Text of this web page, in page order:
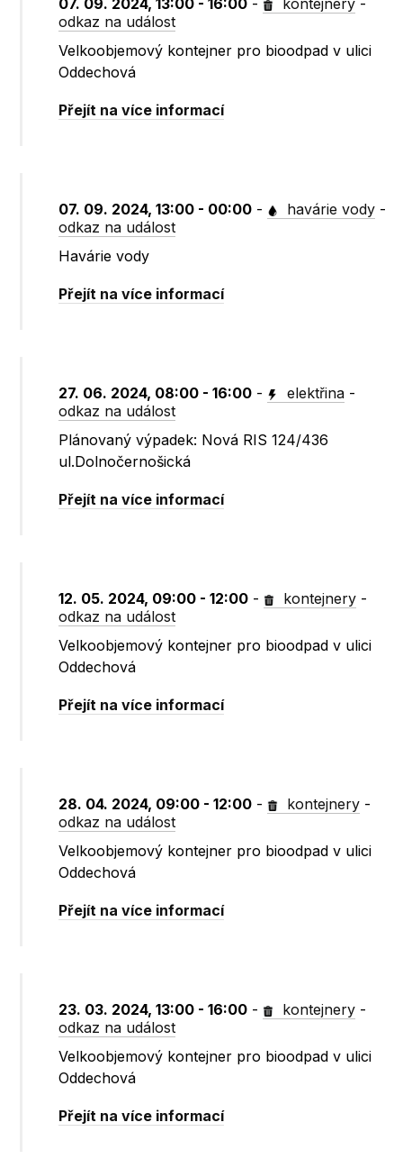
07. 09. 2024, 13:00 - 16:00 - kontejnery -
odkaz na událost
Velkoobjemový kontejner pro bioodpad v ulici
Oddechová
Přejít na více informací
07. 09. 2024, 13:00 - 00:00 - havárie vody -
odkaz na událost
Havárie vody
Přejít na více informací
27. 06. 2024, 08:00 - 16:00 - elektřina -
odkaz na událost
Plánovaný výpadek: Nová RIS 124/436
ul.Dolnočernošická
Přejít na více informací
12. 05. 2024, 09:00 - 12:00 - kontejnery -
odkaz na událost
Velkoobjemový kontejner pro bioodpad v ulici
Oddechová
Přejít na více informací
28. 04. 2024, 09:00 - 12:00 - kontejnery -
odkaz na událost
Velkoobjemový kontejner pro bioodpad v ulici
Oddechová
Přejít na více informací
23. 03. 2024, 13:00 - 16:00 - kontejnery -
odkaz na událost
Velkoobjemový kontejner pro bioodpad v ulici
Oddechová
Přejít na více informací